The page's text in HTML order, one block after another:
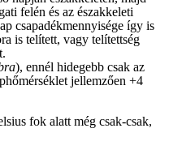
felén és az északkeleti
csapadékmennyisége így is
is telített, vagy telítettség
), ennél hidegebb csak az
jellemzően +4
fok alatt még csak-csak,